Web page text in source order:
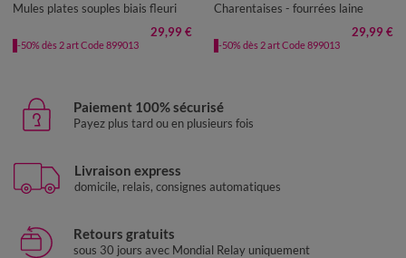
Mules plates souples biais fleuri
29,99 €
-50% dès 2 art Code 899013
Charentaises - fourrées laine
29,99 €
-50% dès 2 art Code 899013
Paiement 100% sécurisé
Payez plus tard ou en plusieurs fois
Livraison express
domicile, relais, consignes automatiques
Retours gratuits
sous 30 jours avec Mondial Relay uniquement